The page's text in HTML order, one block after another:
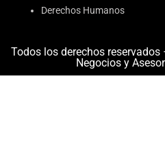
Derechos Humanos
Todos los derechos
Negocios y